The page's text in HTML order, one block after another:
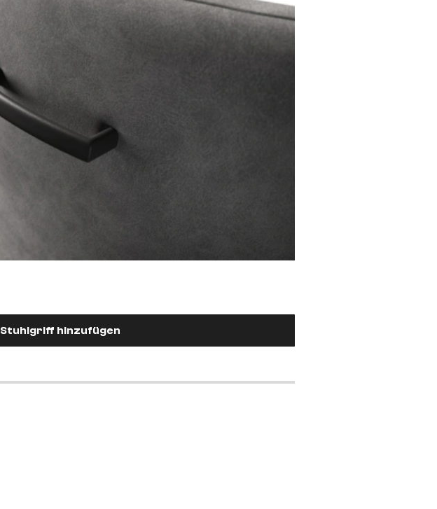
Stuhlgriff hinzufügen